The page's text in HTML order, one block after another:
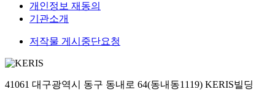
痲藥類 濫用豫防을 위
only examine the
출하기 위해서는 주변
개인정보 재동의
기관소개
저작물 게시중단요청
41061 대구광역시 동구 동내로 64(동내동1119) KERIS빌딩